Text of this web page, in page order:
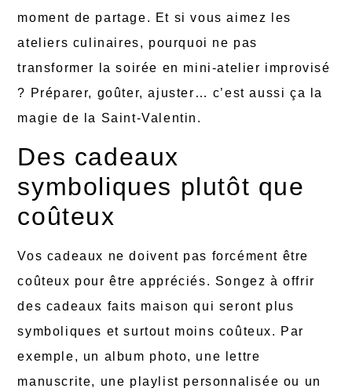
moment de partage. Et si vous aimez les
ateliers culinaires, pourquoi ne pas
transformer la soirée en mini-atelier improvisé
? Préparer, goûter, ajuster… c’est aussi ça la
magie de la Saint-Valentin.
Des cadeaux
symboliques plutôt que
coûteux
Vos cadeaux ne doivent pas forcément être
coûteux pour être appréciés. Songez à offrir
des cadeaux faits maison qui seront plus
symboliques et surtout moins coûteux. Par
exemple, un album photo, une lettre
manuscrite, une playlist personnalisée ou un